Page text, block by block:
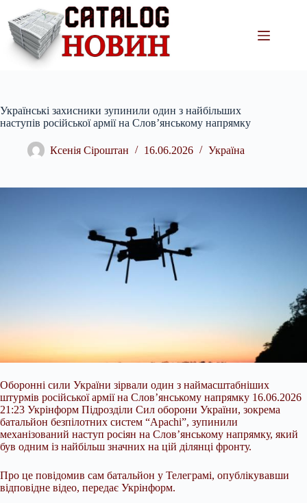
вмісту
Українські захисники зупинили один з найбільших
наступів російської армії на Слов’янському напрямку
Ксенія Сіроштан 16.06.2026 Україна
Оборонні сили України зірвали один з наймасштабніших
штурмів російської армії на Слов’янському напрямку 16.06.2026
21:23 Укрінформ Підрозділи Сил оборони України, зокрема
батальйон безпілотних систем “Apachi”, зупинили
механізований наступ росіян на Слов’янському напрямку, який
був одним із найбільш значних на цій ділянці фронту.
Про це повідомив сам батальйон у Телеграмі, опублікувавши
відповідне відео, передає Укрінформ.